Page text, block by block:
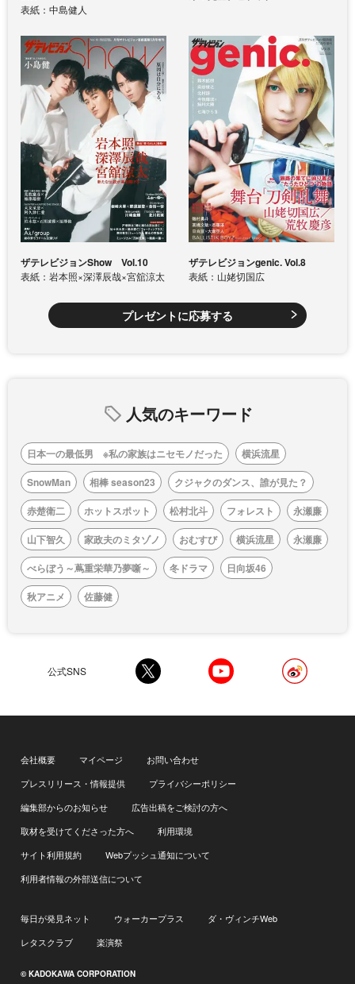
表紙：中島健人
ザテレビジョンShow Vol.10
表紙：岩本照×深澤辰哉×宮舘涼太
ザテレビジョンgenic. Vol.8
表紙：山姥切国広
プレゼントに応募する
人気のキーワード
日本一の最低男 ※私の家族はニセモノだった
横浜流星
SnowMan
相棒 season23
クジャクのダンス、誰が見た？
赤楚衛二
ホットスポット 松村北斗 フォレスト
永瀬廉
山下智久
家政夫のミタゾノ おむすび 横浜流星
永瀬廉
べらぼう～蔦重栄華乃夢噺～
冬ドラマ
日向坂46
秋アニメ
佐藤健
公式SNS
会社概要 マイページ
お問い合わせ
プレスリリース・情報提供
プライバシーポリシー
編集部からのお知らせ
広告出稿をご検討の方へ
取材を受けてくださった方へ
利用環境
サイト利用規約
Webプッシュ通知について
利用者情報の外部送信について
毎日が発見ネット ウォーカープラス
ダ・ヴィンチWeb
レタスクラブ
楽演祭
© KADOKAWA CORPORATION